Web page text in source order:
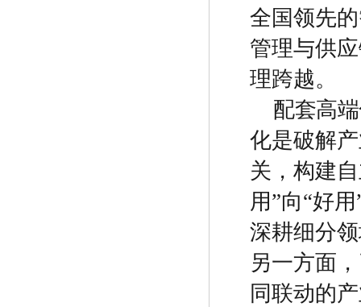
全国领先
管理与供
理跨越。
配套高
化是破解
关，构建
用 ”向“好用
深耕细分
另一方面
同联动的